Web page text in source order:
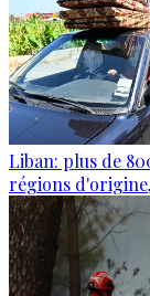
Liban: plus de
régions